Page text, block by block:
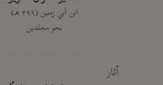
ابن أبي زمنين (٣٩٩ هـ)
نحو مجلدين
آثار